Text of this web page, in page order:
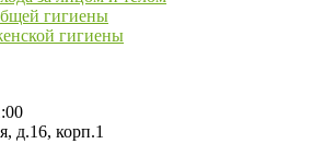
гигиены
гигиены
д.16, корп.1